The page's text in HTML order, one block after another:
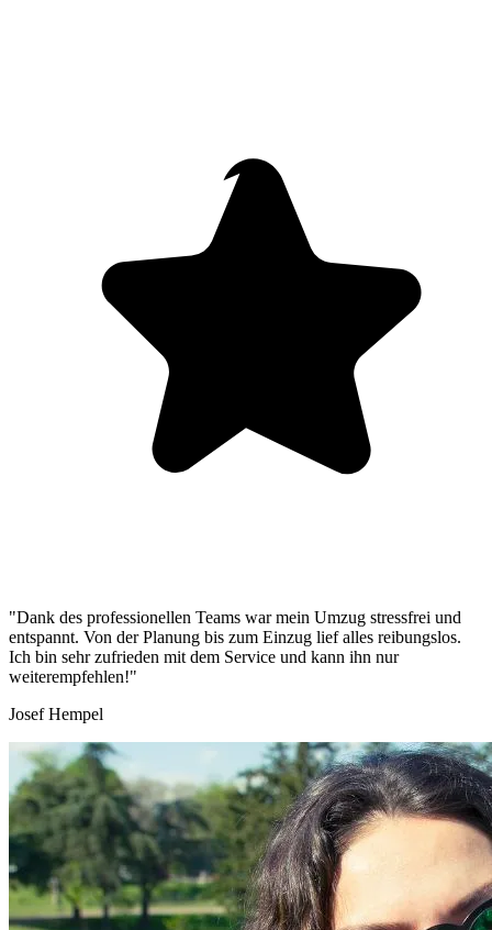
"Dank des professionellen Teams war mein Umzug stressfrei und
entspannt. Von der Planung bis zum Einzug lief alles reibungslos.
Ich bin sehr zufrieden mit dem Service und kann ihn nur
weiterempfehlen!"
Josef Hempel